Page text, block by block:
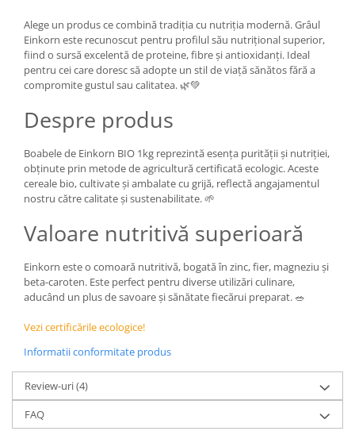
Alege un produs ce combină tradiția cu nutriția modernă. Grâul
Einkorn este recunoscut pentru profilul său nutrițional superior,
fiind o sursă excelentă de proteine, fibre și antioxidanți. Ideal
pentru cei care doresc să adopte un stil de viață sănătos fără a
compromite gustul sau calitatea. 🌿💚
Despre produs
Boabele de Einkorn BIO 1kg reprezintă esența purității și nutriției,
obținute prin metode de agricultură certificată ecologic. Aceste
cereale bio, cultivate și ambalate cu grijă, reflectă angajamentul
nostru către calitate și sustenabilitate. 🌱
Valoare nutritivă superioară
Einkorn este o comoară nutritivă, bogată în zinc, fier, magneziu și
beta-caroten. Este perfect pentru diverse utilizări culinare,
aducând un plus de savoare și sănătate fiecărui preparat. 🥗
Vezi certificările ecologice!
Informatii conformitate produs
Review-uri(4)
FAQ